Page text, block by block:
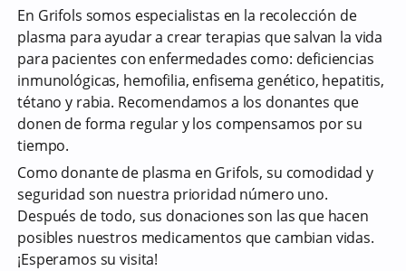
En Grifols somos especialistas en la recolección de
plasma para ayudar a crear terapias que salvan la vida
para pacientes con enfermedades como: deficiencias
inmunológicas, hemofilia, enfisema genético, hepatitis,
tétano y rabia. Recomendamos a los donantes que
donen de forma regular y los compensamos por su
tiempo.
Como donante de plasma en Grifols, su comodidad y
seguridad son nuestra prioridad número uno.
Después de todo, sus donaciones son las que hacen
posibles nuestros medicamentos que cambian vidas.
¡Esperamos su visita!